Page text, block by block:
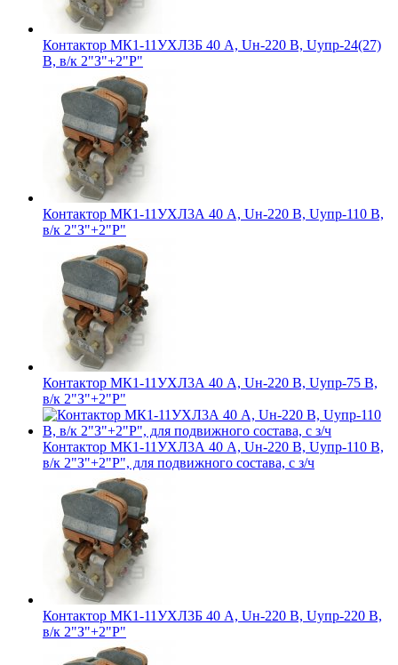
Контактор МК1-11УХЛ3Б 40 А, Uн-220 В, Uупр-24(27)
В, в/к 2"З"+2"Р"
Контактор МК1-11УХЛ3А 40 А, Uн-220 В, Uупр-110 В,
в/к 2"З"+2"Р"
Контактор МК1-11УХЛ3А 40 А, Uн-220 В, Uупр-75 В,
в/к 2"З"+2"Р"
Контактор МК1-11УХЛ3А 40 А, Uн-220 В, Uупр-110 В,
в/к 2"З"+2"Р", для подвижного состава, с з/ч
Контактор МК1-11УХЛ3Б 40 А, Uн-220 В, Uупр-220 В,
в/к 2"З"+2"Р"